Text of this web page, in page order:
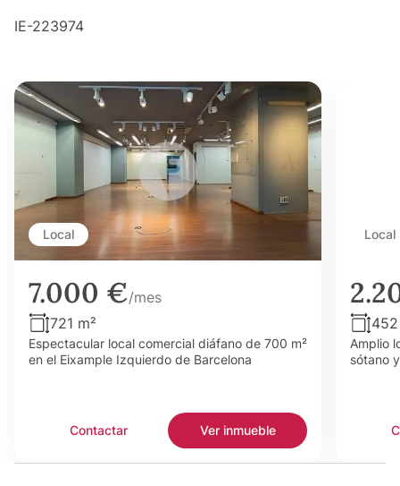
IE-223974
Local
7.000 €/mes
721 m²
Espectacular local comercial diáfano de 700 m²
en el Eixample Izquierdo de Barcelona
Contactar Ver inmueble
Local
Amplio
sótano